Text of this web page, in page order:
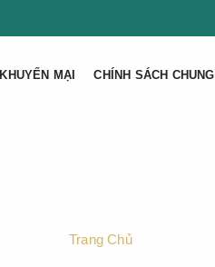
KHUYẾN MẠI CHÍNH SÁCH CHUNG
Trang Chủ